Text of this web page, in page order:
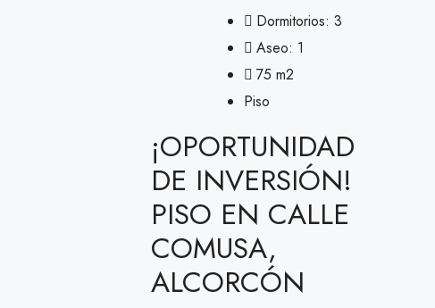
Dormitorios: 3
Aseo: 1
75 m2
Piso
¡OPORTUNIDAD
DE INVERSIÓN!
PISO EN CALLE
COMUSA,
ALCORCÓN